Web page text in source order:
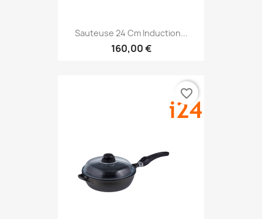
Sauteuse 24 Cm Induction...
160,00 €
favorite_border